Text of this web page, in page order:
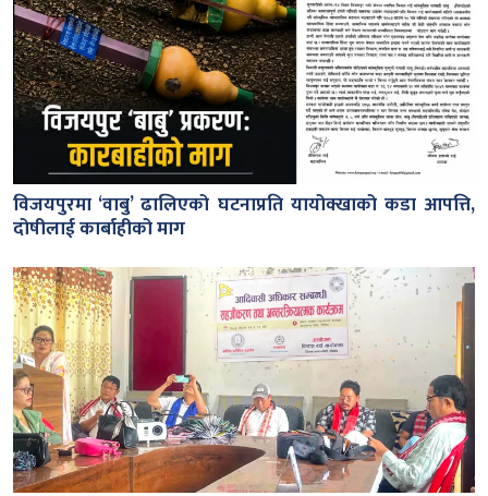
विजयपुरमा ‘वाबु’ ढालिएको घटनाप्रति यायोक्खाको कडा आपत्ति,
दोषीलाई कार्बाहीको माग